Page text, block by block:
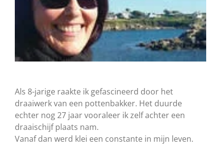
Als 8-jarige raakte ik gefascineerd door het
draaiwerk van een pottenbakker. Het duurde
echter nog 27 jaar vooraleer ik zelf achter een
draaischijf plaats nam.
Vanaf dan werd klei een constante in mijn leven.